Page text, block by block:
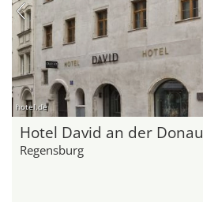
hotel.de
Hotel David an der Donau
Regensburg